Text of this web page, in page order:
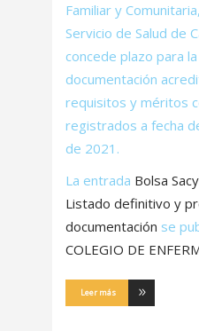
Familiar y
Servicio de Salud de
concede plazo para
documentación
requisitos y méritos
registrados a fecha
de 2021.
La entrada Bolsa
Listado definitivo y
documentación se
COLEGIO DE
Leer más